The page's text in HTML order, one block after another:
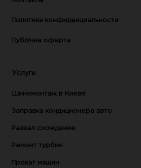
Политика конфиденциальности
Публічна оферта
Услуги
Шиномонтаж в Киеве
Заправка кондиционера авто
Развал схождение
Ремонт турбин
Прокат машин